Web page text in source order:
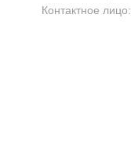
Контактное лицо: